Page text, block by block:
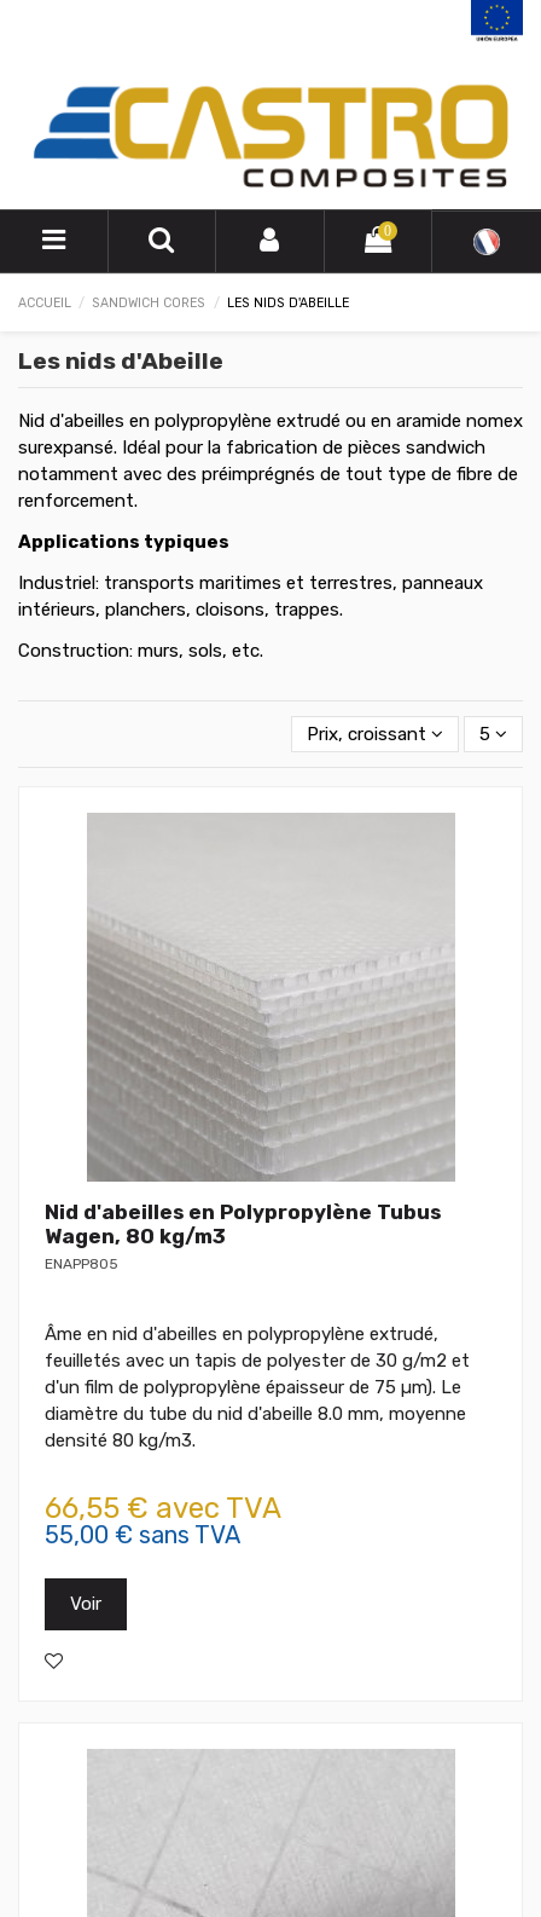
0
ACCUEIL SANDWICH CORES LES NIDS D'ABEILLE
Les nids d'Abeille
Nid d'abeilles en polypropylène extrudé ou en aramide nomex
surexpansé. Idéal pour la fabrication de pièces sandwich
notamment avec des préimprégnés de tout type de fibre de
renforcement.
Applications typiques
Industriel: transports maritimes et terrestres, panneaux
intérieurs, planchers, cloisons, trappes.
Construction: murs, sols, etc.
Prix, croissant 5
Nid d'abeilles en Polypropylène Tubus
Wagen, 80 kg/m3
ENAPP805
Âme en nid d'abeilles en polypropylène extrudé,
feuilletés avec un tapis de polyester de 30 g/m2 et
d'un film de polypropylène épaisseur de 75 µm). Le
diamètre du tube du nid d'abeille 8.0 mm, moyenne
densité 80 kg/m3.
66,55 € avec TVA
55,00 € sans TVA
Voir